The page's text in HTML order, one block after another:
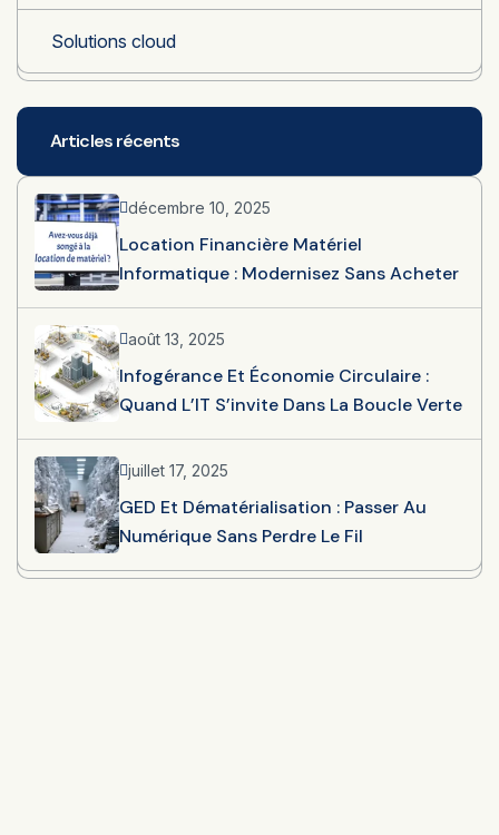
Solutions cloud
Articles récents
décembre 10, 2025
Location Financière Matériel
Informatique : Modernisez Sans Acheter
août 13, 2025
Infogérance Et Économie Circulaire :
Quand L’IT S’invite Dans La Boucle Verte
juillet 17, 2025
GED Et Dématérialisation : Passer Au
Numérique Sans Perdre Le Fil